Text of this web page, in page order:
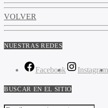
VOLVER
NUESTRAS REDES
Facebook Instagram
BUSCAR EN EL SITIO